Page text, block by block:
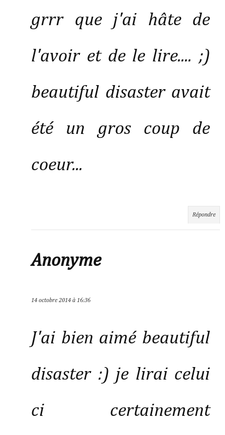
grrr que j'ai hâte de
l'avoir et de le lire.... ;)
beautiful disaster avait
été un gros coup de
coeur...
Répondre
Anonyme
14 octobre 2014 à 16:36
J'ai bien aimé beautiful
disaster :) je lirai celui
ci certainement